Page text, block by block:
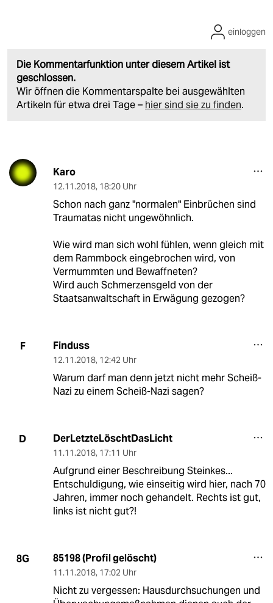
Die Kommentarfunktion unter diesem Artikel ist
geschlossen.
Wir öffnen die Kommentarspalte bei ausgewählten
Artikeln für etwa drei Tage – hier sind sie zu finden.
einloggen
Karo
12.11.2018, 18:20 Uhr
Schon nach ganz "normalen" Einbrüchen sind
Traumatas nicht ungewöhnlich.
Wie wird man sich wohl fühlen, wenn gleich mit
dem Rammbock eingebrochen wird, von
Vermummten und Bewaffneten?
Wird auch Schmerzensgeld von der
Staatsanwaltschaft in Erwägung gezogen?
F Finduss
12.11.2018, 12:42 Uhr
Warum darf man denn jetzt nicht mehr Scheiß-
Nazi zu einem Scheiß-Nazi sagen?
D DerLetzteLöschtDasLicht
11.11.2018, 17:11 Uhr
Aufgrund einer Beschreibung Steinkes...
Entschuldigung, wie einseitig wird hier, nach 70
Jahren, immer noch gehandelt. Rechts ist gut,
links ist nicht gut?!
8G 85198 (Profil gelöscht)
11.11.2018, 17:02 Uhr
Nicht zu vergessen: Hausdurchsuchungen und